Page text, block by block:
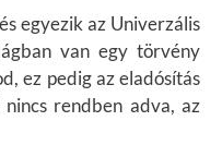
egyezik az Univerzális
van egy törvény
ez pedig az eladósítás
rendben adva, az